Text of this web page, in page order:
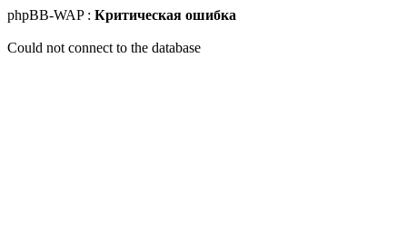
phpBB-WAP : Критическая ошибка
Could not connect to the database